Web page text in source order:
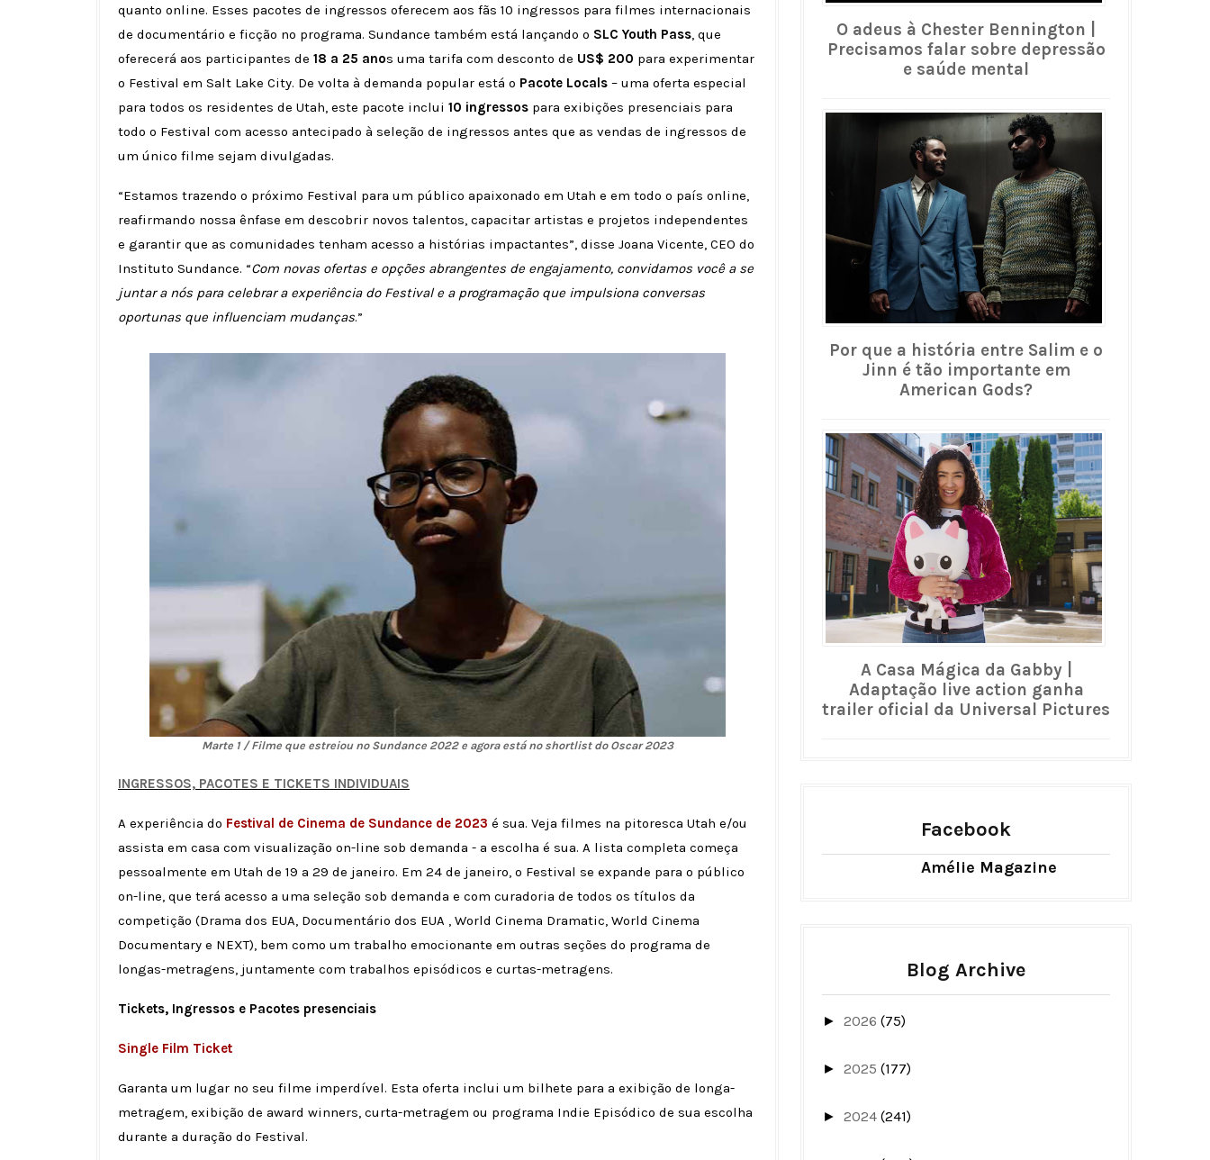
quanto online. Esses pacotes de ingressos oferecem aos fãs 10 ingressos para filmes internacionais
de documentário e ficção no programa. Sundance também está lançando o SLC Youth Pass, que
oferecerá aos participantes de 18 a 25 anos uma tarifa com desconto de US$ 200 para experimentar
o Festival em Salt Lake City. De volta à demanda popular está o Pacote Locals – uma oferta especial
para todos os residentes de Utah, este pacote inclui 10 ingressos para exibições presenciais para
todo o Festival com acesso antecipado à seleção de ingressos antes que as vendas de ingressos de
um único filme sejam divulgadas.
“Estamos trazendo o próximo Festival para um público apaixonado em Utah e em todo o país online,
reafirmando nossa ênfase em descobrir novos talentos, capacitar artistas e projetos independentes
e garantir que as comunidades tenham acesso a histórias impactantes”, disse Joana Vicente, CEO do
Instituto Sundance. “Com novas ofertas e opções abrangentes de engajamento, convidamos você a se
juntar a nós para celebrar a experiência do Festival e a programação que impulsiona conversas
oportunas que influenciam mudanças.”
Marte 1 / Filme que estreiou no Sundance 2022 e agora está no shortlist do Oscar 2023
INGRESSOS, PACOTES E TICKETS INDIVIDUAIS
A experiência do Festival de Cinema de Sundance de 2023 é sua. Veja filmes na pitoresca Utah e/ou
assista em casa com visualização on-line sob demanda - a escolha é sua. A lista completa começa
pessoalmente em Utah de 19 a 29 de janeiro. Em 24 de janeiro, o Festival se expande para o público
on-line, que terá acesso a uma seleção sob demanda e com curadoria de todos os títulos da
competição (Drama dos EUA, Documentário dos EUA , World Cinema Dramatic, World Cinema
Documentary e NEXT), bem como um trabalho emocionante em outras seções do programa de
longas-metragens, juntamente com trabalhos episódicos e curtas-metragens.
Tickets, Ingressos e Pacotes presenciais
Single Film Ticket
Garanta um lugar no seu filme imperdível. Esta oferta inclui um bilhete para a exibição de longa-
metragem, exibição de award winners, curta-metragem ou programa Indie Episódico de sua escolha
durante a duração do Festival.
O adeus à Chester Bennington |
Precisamos falar sobre depressão
e saúde mental
Por que a história entre Salim e o
Jinn é tão importante em
American Gods?
A Casa Mágica da Gabby |
Adaptação live action ganha
trailer oficial da Universal Pictures
Facebook
Amélie Magazine
Blog Archive
► 2026 (75)
► 2025 (177)
► 2024 (241)